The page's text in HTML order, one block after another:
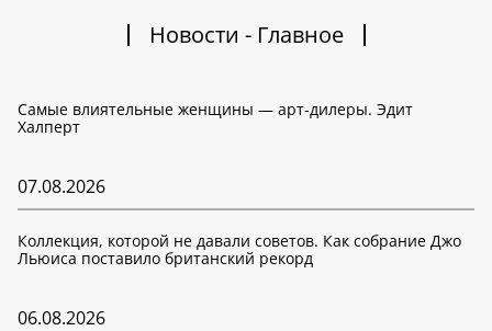
Новости - Главное
Самые влиятельные женщины — арт-дилеры. Эдит
Халперт
07.08.2026
Коллекция, которой не давали советов. Как собрание Джо
Льюиса поставило британский рекорд
06.08.2026